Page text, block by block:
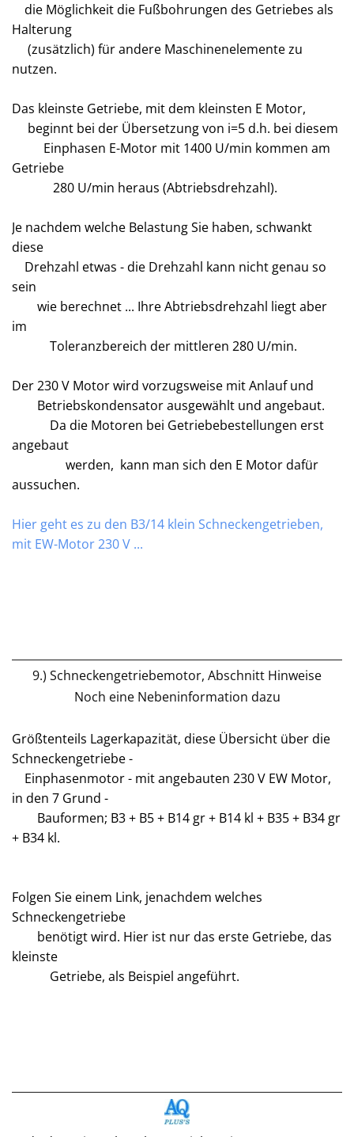
die Möglichkeit die Fußbohrungen des Getriebes als
Halterung
(zusätzlich) für andere Maschinenelemente zu
nutzen.
Das kleinste Getriebe, mit dem kleinsten E Motor,
beginnt bei der Übersetzung von i=5 d.h. bei diesem
Einphasen E-Motor mit 1400 U/min kommen am
Getriebe
280 U/min heraus (Abtriebsdrehzahl).
Je nachdem welche Belastung Sie haben, schwankt
diese
Drehzahl etwas - die Drehzahl kann nicht genau so
sein
wie berechnet ... Ihre Abtriebsdrehzahl liegt aber
im
Toleranzbereich der mittleren 280 U/min.
Der 230 V Motor wird vorzugsweise mit Anlauf und
Betriebskondensator ausgewählt und angebaut.
Da die Motoren bei Getriebebestellungen erst
angebaut
werden, kann man sich den E Motor dafür
aussuchen.
Hier geht es zu den B3/14 klein Schneckengetrieben,
mit EW-Motor 230 V ...
9.) Schneckengetriebemotor, Abschnitt Hinweise
Noch eine Nebeninformation dazu
Größtenteils Lagerkapazität, diese Übersicht über die
Schneckengetriebe -
Einphasenmotor - mit angebauten 230 V EW Motor,
in den 7 Grund -
Bauformen; B3 + B5 + B14 gr + B14 kl + B35 + B34 gr
+ B34 kl.
Folgen Sie einem Link, jenachdem welches
Schneckengetriebe
benötigt wird. Hier ist nur das erste Getriebe, das
kleinste
Getriebe, als Beispiel angeführt.